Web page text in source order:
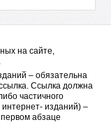
на сайте,
– обязательна
Ссылка должна
частичного
изданий) –
абзаце